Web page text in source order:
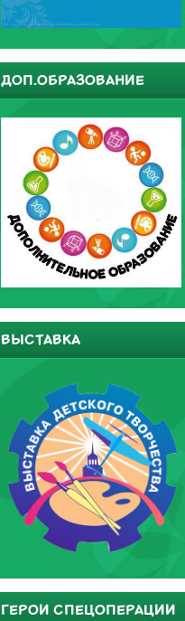
ДОП.ОБРАЗОВАНИЕ
ВЫСТАВКА
ГЕРОИ СПЕЦОПЕРАЦИИ